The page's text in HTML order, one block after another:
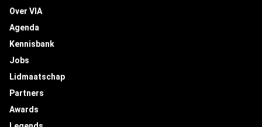
Over VIA
Agenda
Kennisbank
Jobs
Lidmaatschap
Partners
Awards